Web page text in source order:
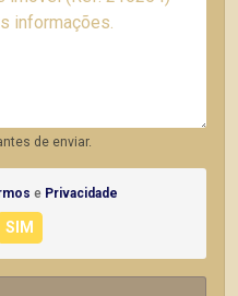
de enviar.
e Privacidade